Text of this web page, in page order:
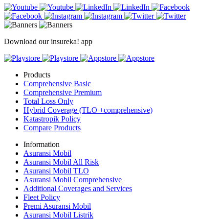
Download our insureka! app
Products
Comprehensive Basic
Comprehensive Premium
Total Loss Only
Hybrid Coverage (TLO +comprehensive)
Katastropik Policy
Compare Products
Information
Asuransi Mobil
Asuransi Mobil All Risk
Asuransi Mobil TLO
Asuransi Mobil Comprehensive
Additional Coverages and Services
Fleet Policy
Premi Asuransi Mobil
Asuransi Mobil Listrik